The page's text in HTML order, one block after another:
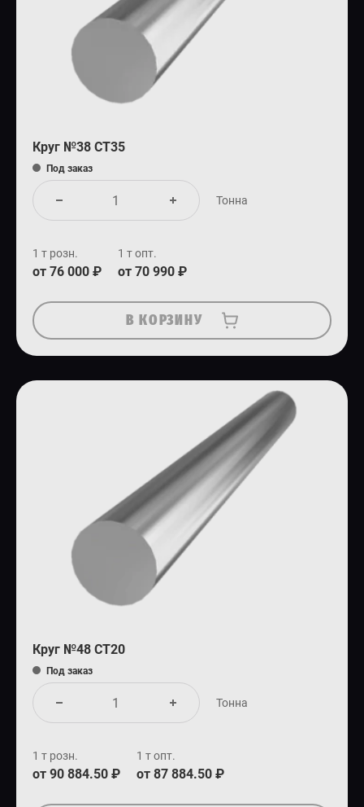
Круг №38 СТ35
Под заказ
Тонна
1 т розн.
от 76 000 ₽
1 т опт.
от 70 990 ₽
В КОРЗИНУ
Круг №48 СТ20
Под заказ
Тонна
1 т розн.
от 90 884.50 ₽
1 т опт.
от 87 884.50 ₽